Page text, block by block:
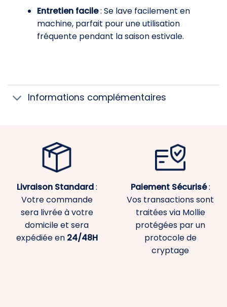
Entretien facile: Se lave facilement en
machine, parfait pour une utilisation
fréquente pendant la saison estivale.
Informations complémentaires
Livraison Standard:
Votre commande
sera livrée à votre
domicile et sera
expédiée en 24/48H
Paiement Sécurisé:
Vos transactions sont
traitées via Mollie
protégées par un
protocole de
cryptage